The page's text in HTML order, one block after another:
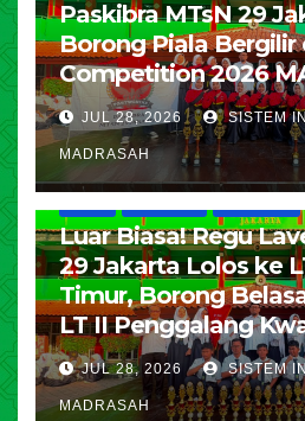
Paskibra MTsN 29
Borong Piala Bergilir
Competition 2026
JUL 28, 2026 SISTEM
MADRASAH
Luar Biasa! Regu
29 Jakarta Lolos ke
Timur, Borong
LT II Penggalang
JUL 28, 2026 SISTEM
MADRASAH